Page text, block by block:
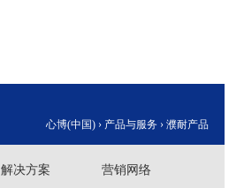
心博(中国)› 产品与服务› 濮耐产品
解决方案 营销网络